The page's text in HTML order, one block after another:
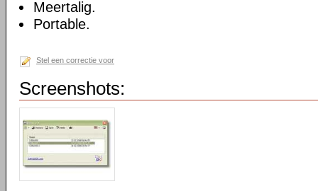
Meertalig.
Portable.
Stel een correctie voor
Screenshots: